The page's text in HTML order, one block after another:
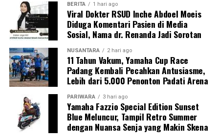
BERITA 1 hari ago
Viral Dokter RSUD Inche Abdoel Moeis
Diduga Komentari Pasien di Media
Sosial, Nama dr. Renanda Jadi Sorotan
NUSANTARA 2 hari ago
11 Tahun Vakum, Yamaha Cup Race
Padang Kembali Pecahkan Antusiasme,
Lebih dari 5.000 Penonton Padati Arena
PARIWARA 3 hari ago
Yamaha Fazzio Special Edition Sunset
Blue Meluncur, Tampil Retro Summer
dengan Nuansa Senja yang Makin Skena